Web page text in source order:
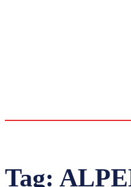
Tag: